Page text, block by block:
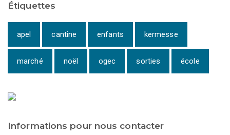
Étiquettes
apel cantine enfants kermesse
marché noël ogec sorties école
Informations pour nous contacter